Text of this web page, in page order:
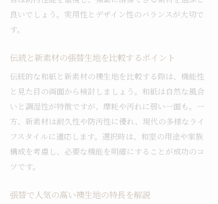
良いでしょう。実用性とデザイン性のバランスが大切で
す。
伝統と新素材の張替生地を比較するポイント
伝統的な和紙と新素材の襖生地を比較する際は、機能性
と見た目の両面から検討しましょう。和紙は自然な風合
いと調湿性が特徴ですが、摩耗や汚れに弱い一面も。一
方、新素材は耐久性や防汚性に優れ、現代の多様なライ
フスタイルに適応します。選択時は、和室の用途や家族
構成を考慮し、必要な機能を明確にすることが成功のコ
ツです。
張替で人気の高い襖生地の特長を解説